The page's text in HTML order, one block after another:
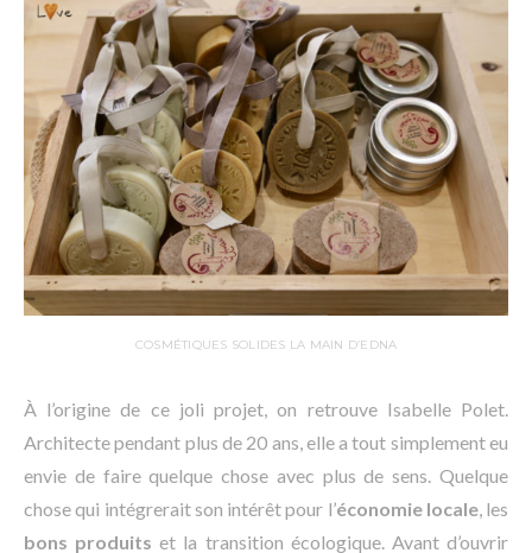
COSMÉTIQUES SOLIDES LA MAIN D’EDNA
À l’origine de ce joli projet, on retrouve Isabelle Polet.
Architecte pendant plus de 20 ans, elle a tout simplement eu
envie de faire quelque chose avec plus de sens. Quelque
chose qui intégrerait son intérêt pour l’économie locale, les
bons produits et la transition écologique. Avant d’ouvrir